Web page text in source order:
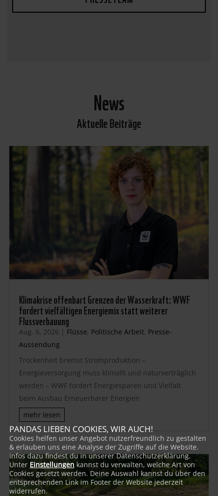
News
Aktuelle Beiträge
Klimakrise offenbart Grenzen der Wasserkraft: WWF
fordert vielfältigen Energiemix statt weiterer
Flussverbauung
Aug. 6, 2026 | Flüsse, Politische Arbeit, Presse-
Aussendung
Trockenheit bremst Stromproduktion –
Energieversorgung muss klimafit und naturverträglich
werden – WWF fordert Energiesparen und Vielfalt
beim Ausbau Erneuerbarer Energien
mehr lesen
PANDAS LIEBEN COOKIES, WIR AUCH!
Cookies helfen unser Angebot nutzerfreundlich zu gestalten
& erlauben uns eine Analyse der Zugriffe auf die Website.
Infos dazu findest du in unserer Datenschutzerklärung.
Unter Einstellungen kannst du verwalten, welche Art von
Cookies gesetzt werden. Deine Auswahl kannst du über den
entsprechenden Link im Footer der Website jederzeit
widerrufen.